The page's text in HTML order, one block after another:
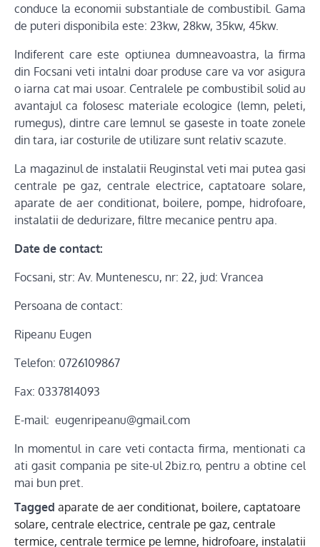
conduce la economii substantiale de combustibil. Gama
de puteri disponibila este: 23kw, 28kw, 35kw, 45kw.
Indiferent care este optiunea dumneavoastra, la firma
din Focsani veti intalni doar produse care va vor asigura
o iarna cat mai usoar. Centralele pe combustibil solid au
avantajul ca folosesc materiale ecologice (lemn, peleti,
rumegus), dintre care lemnul se gaseste in toate zonele
din tara, iar costurile de utilizare sunt relativ scazute.
La magazinul de instalatii Reuginstal veti mai putea gasi
centrale pe gaz, centrale electrice, captatoare solare,
aparate de aer conditionat, boilere, pompe, hidrofoare,
instalatii de dedurizare, filtre mecanice pentru apa.
Date de contact:
Focsani, str: Av. Muntenescu, nr: 22, jud: Vrancea
Persoana de contact:
Ripeanu Eugen
Telefon: 0726109867
Fax: 0337814093
E-mail: eugenripeanu@gmail.com
In momentul in care veti contacta firma, mentionati ca
ati gasit compania pe site-ul 2biz.ro, pentru a obtine cel
mai bun pret.
Tagged aparate de aer conditionat, boilere, captatoare
solare, centrale electrice, centrale pe gaz, centrale
termice, centrale termice pe lemne, hidrofoare, instalatii